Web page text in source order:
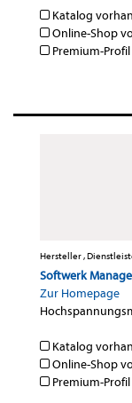
Katalog
Online-Shop
Premium-Profil
Hersteller ,
Softwerk
Zur Homepage
Katalog
Online-Shop
Premium-Profil